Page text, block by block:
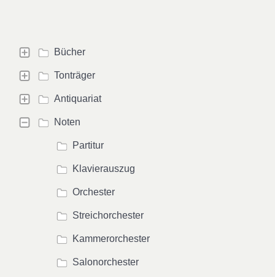
Bücher
Tonträger
Antiquariat
Noten
Partitur
Klavierauszug
Orchester
Streichorchester
Kammerorchester
Salonorchester